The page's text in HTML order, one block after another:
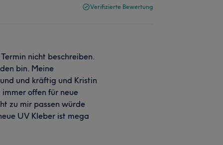
Verifizierte Bewertung
nicht beschreiben.
bin. Meine
und kräftig und Kristin
offen für neue
zu mir passen würde
UV Kleber ist mega